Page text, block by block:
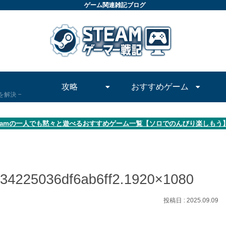
ゲーム関連雑記ブログ
解決
攻略 おすすめゲーム
の一人でも黙々と遊べるおすすめゲーム一覧【ソロでのんびり楽しもう】
2025.09.09